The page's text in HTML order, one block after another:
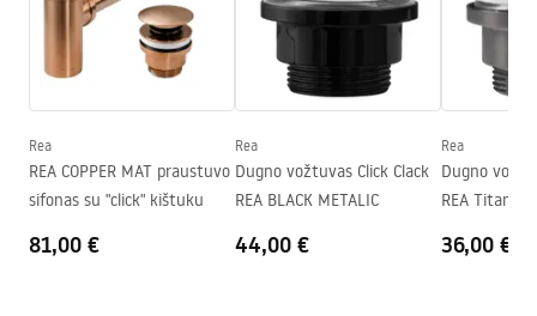
Plotis
420
mm
Aukštis
130 mm
100mm
Forma
Skylė baterijom
Ne
Garantijos sąlygos
Warranty_Terms_and_Conditions_Basins_-_5.pdf
Rea
REA COPPER MAT praustuvo
sifonas su "click" kištuku
81,00 €
Rea
Dugno vožtuvas Click Clack
REA BLACK METALIC
44,00 €
Rea
Dugno
REA Titan
36,00 €